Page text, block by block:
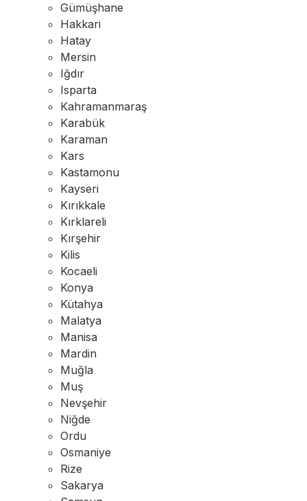
Gümüşhane
Hakkari
Hatay
Mersin
Iğdır
Isparta
Kahramanmaraş
Karabük
Karaman
Kars
Kastamonu
Kayseri
Kırıkkale
Kırklareli
Kırşehir
Kilis
Kocaeli
Konya
Kütahya
Malatya
Manisa
Mardin
Muğla
Muş
Nevşehir
Niğde
Ordu
Osmaniye
Rize
Sakarya